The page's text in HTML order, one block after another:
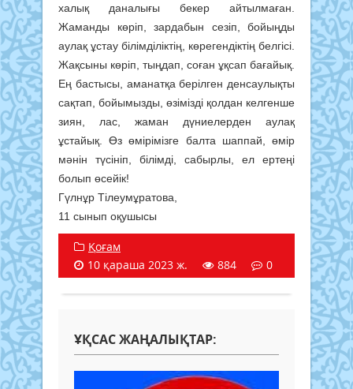
халық даналығы бекер айтылмаған.
Жаманды көріп, зардабын сезіп, бойыңды
аулақ ұстау білімділіктің, көрегендіктің белгісі.
Жақсыны көріп, тыңдап, соған ұқсап бағайық.
Ең бастысы, аманатқа берілген денсаулықты
сақтап, бойымызды, өзімізді қолдан келгенше
зиян, лас, жаман дүниелерден аулақ
ұстайық. Өз өмірімізге балта шаппай, өмір
мәнін түсініп, білімді, сабырлы, ел ертеңі
болып өсейік!
Гүлнұр Тілеумұратова,
11 сынып оқушысы
Қоғам
10 қараша 2023 ж.
884 0
ҰҚСАС ЖАҢАЛЫҚТАР: